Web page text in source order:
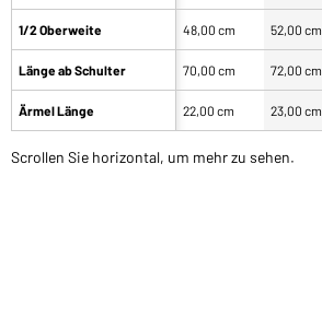
1/2 Oberweite
Länge ab Schulter
Ärmel Länge
48,00 cm 52,00 cm
70,00 cm 72,00 cm
22,00 cm 23,00 cm
Scrollen Sie horizontal, um mehr zu sehen.